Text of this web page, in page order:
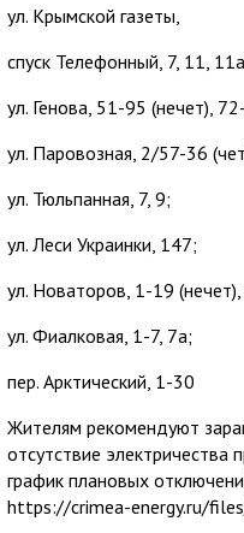
ул. Крымской газеты,
спуск Телефонный, 7, 11,
ул. Генова, 51-95 (нечет),
ул. Паровозная, 2/57-36
ул. Тюльпанная, 7, 9;
ул. Леси Украинки, 147;
ул. Новаторов, 1-19
ул. Фиалковая, 1-7, 7а;
пер. Арктический, 1-30
Жителям рекомендуют
отсутствие электричества
график плановых
https://crimea-energy.ru/